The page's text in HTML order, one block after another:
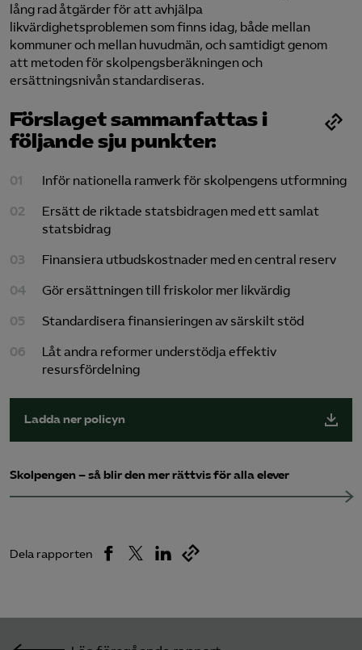
lång rad åtgärder för att avhjälpa
likvärdighetsproblemen som finns idag, både mellan
kommuner och mellan huvudmän, och samtidigt genom
att metoden för skolpengsberäkningen och
ersättningsnivån standardiseras.
Förslaget sammanfattas i
följande sju punkter:
Inför nationella ramverk för skolpengens utformning
Ersätt de riktade statsbidragen med ett samlat
statsbidrag
Finansiera utbudskostnader med en central reserv
Gör ersättningen till friskolor mer likvärdig
Standardisera finansieringen av särskilt stöd
Låt andra reformer understödja effektiv
resursfördelning
Ladda ner policyn
Skolpengen – så blir den mer rättvis för alla elever
Dela rapporten